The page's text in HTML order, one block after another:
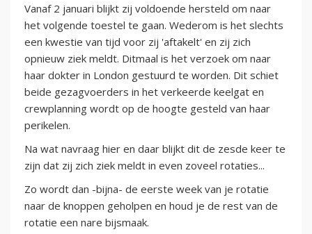
Vanaf 2 januari blijkt zij voldoende hersteld om naar
het volgende toestel te gaan. Wederom is het slechts
een kwestie van tijd voor zij 'aftakelt' en zij zich
opnieuw ziek meldt. Ditmaal is het verzoek om naar
haar dokter in London gestuurd te worden. Dit schiet
beide gezagvoerders in het verkeerde keelgat en
crewplanning wordt op de hoogte gesteld van haar
perikelen.
Na wat navraag hier en daar blijkt dit de zesde keer te
zijn dat zij zich ziek meldt in even zoveel rotaties...
Zo wordt dan -bijna- de eerste week van je rotatie
naar de knoppen geholpen en houd je de rest van de
rotatie een nare bijsmaak.